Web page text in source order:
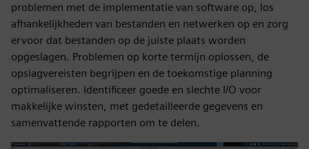
problemen met de implementatie van software op, los
afhankelijkheden van bestanden en netwerken op en zorg
ervoor dat bestanden op de juiste plaats worden
opgeslagen. Problemen op korte termijn oplossen, de
opslagvereisten begrijpen en de toekomstige planning
optimaliseren. Identificeer goede en slechte I/O voor
makkelijke winsten, met gedetailleerde gegevens en
samenvattende rapporten om te delen.